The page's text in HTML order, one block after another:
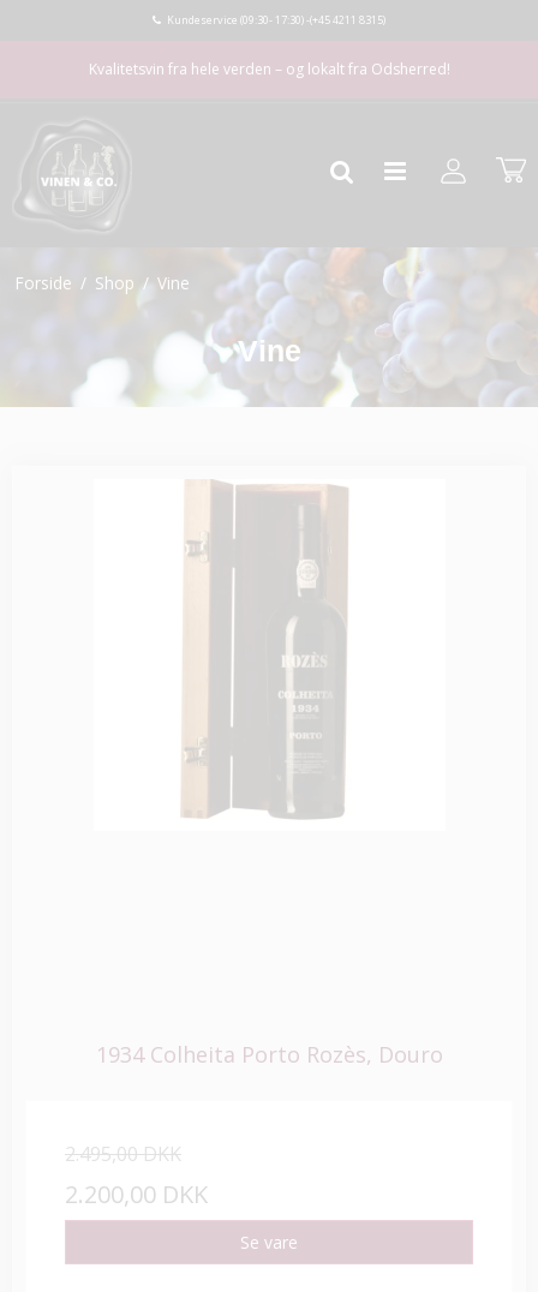
Kundeservice (09:30- 17:30) -(+45 4211 8315)
Kvalitetsvin fra hele verden – og lokalt fra Odsherred!
Forside / Shop / Vine
Vine
1934 Colheita Porto Rozès, Douro
2.495,00 DKK
2.200,00 DKK
Se vare